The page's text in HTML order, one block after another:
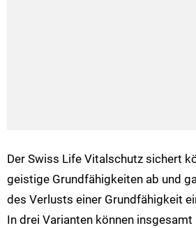
Der Swiss Life Vitalschutz sichert
geistige Grundfähigkeiten ab und
des Verlusts einer Grundfähigkeit
In drei Varianten können insgesamt